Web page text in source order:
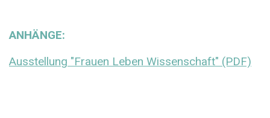
ANHÄNGE:
Ausstellung "Frauen Leben Wissenschaft" (PDF)